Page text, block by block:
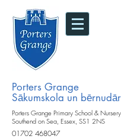
Porters Grange
Sākumskola un
Porters Grange Primary School &
Southend on Sea, Essex, SS1 2NS
01702 468047